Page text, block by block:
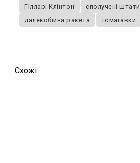
Гілларі Клінтон
сполучені штати
далекобійна ракета
томагавки
Схожi